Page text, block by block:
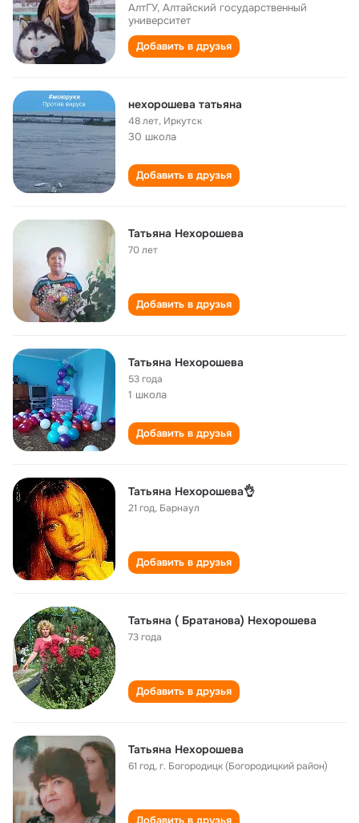
АлтГУ, Алтайский государственный
университет
Добавить в друзья
нехорошева татьяна
48 лет, Иркутск
30 школа
Добавить в друзья
Татьяна Нехорошева
70 лет
Добавить в друзья
Татьяна Нехорошева
53 года
1 школа
Добавить в друзья
Татьяна Нехорошева👌
21 год, Барнаул
Добавить в друзья
Татьяна ( Братанова) Нехорошева
73 года
Добавить в друзья
Татьяна Нехорошева
61 год,г. Богородицк (Богородицкий район)
Добавить в друзья